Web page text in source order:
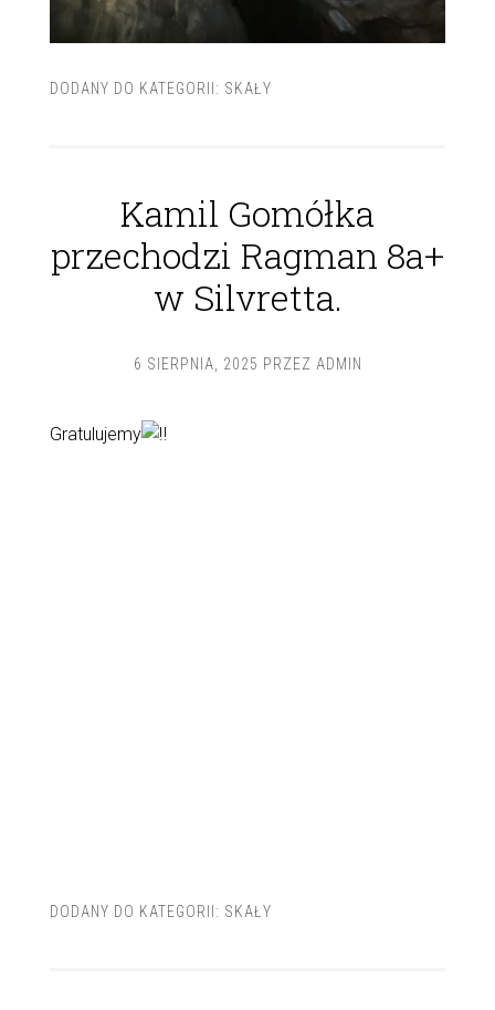
DODANY DO KATEGORII: SKAŁY
Kamil Gomółka
przechodzi Ragman 8a+
w Silvretta.
6 SIERPNIA, 2025 PRZEZ ADMIN
Gratulujemy
DODANY DO KATEGORII: SKAŁY